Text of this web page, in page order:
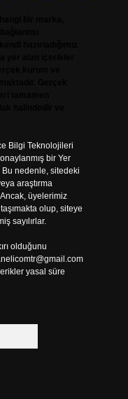
Bilgi Teknolojileri
bir Yer
Bu nedenle, sitedeki
araştırma
üyelerimiz
olup, siteye
sayılırlar.
olduğunu
yasal süre